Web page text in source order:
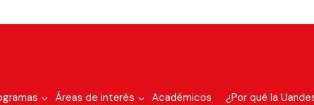
Áreas de interés Académicos ¿Por qué la